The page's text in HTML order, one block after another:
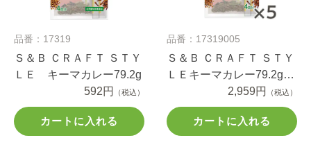
品番：17319
Ｓ＆Ｂ ＣＲＡＦＴ ＳＴＹ
ＬＥ キーマカレー79.2g
592円
（税込）
カートに入れる
品番：17319005
Ｓ＆Ｂ ＣＲＡＦＴ ＳＴＹ
ＬＥキーマカレー79.2g×5
2,959円 （税込）
カートに入れる